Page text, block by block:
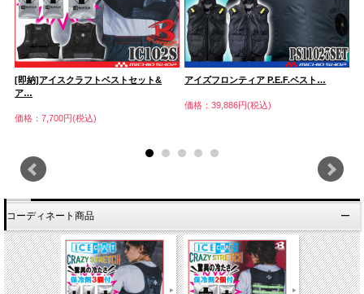
[即納]アイスクラフトベストセット&
ア…
価格：7,700円(税込)
アイズフロンティア P.E.F.ベスト…
価格：39,886円(税込)
コーディネート商品